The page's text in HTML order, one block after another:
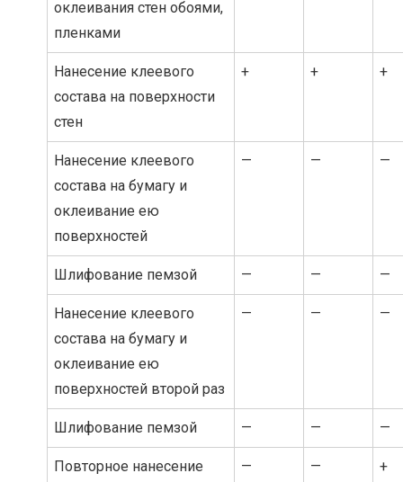
оклеивания стен обоями,
пленками
Нанесение клеевого
состава на поверхности
стен
+ + +
Нанесение клеевого
состава на бумагу и
оклеивание ею
поверхностей
— — —
Шлифование пемзой — — —
Нанесение клеевого
состава на бумагу и
оклеивание ею
поверхностей второй раз
— — —
Шлифование пемзой — — —
Повторное нанесение
— — +